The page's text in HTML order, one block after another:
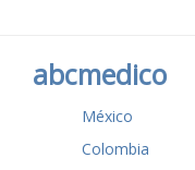
abcmedico
México
Colombia